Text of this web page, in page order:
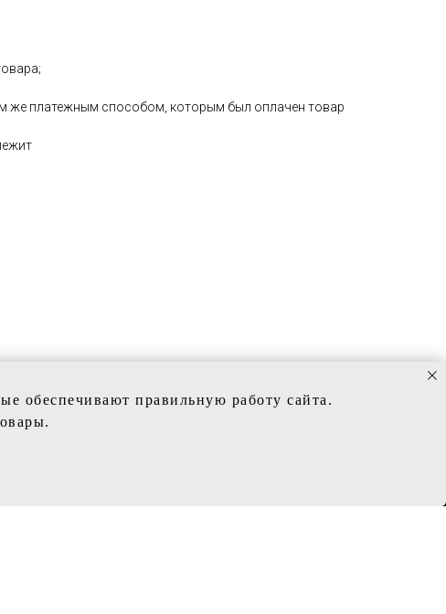
же платежным способом, которым был оплачен товар
обеспечивают правильную работу сайта.